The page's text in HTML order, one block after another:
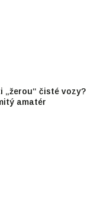
„žerou“ čisté vozy?
amatér